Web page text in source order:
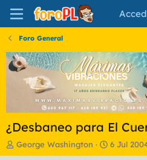
Foro General
¿Desbaneo para El
I
n
George Washington
F
e
6 Jul